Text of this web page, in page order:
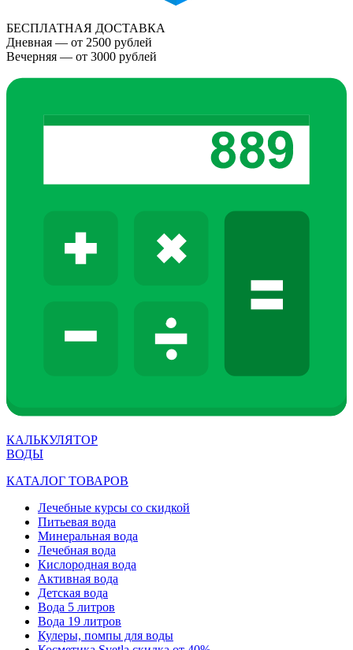
БЕСПЛАТНАЯ ДОСТАВКА
Дневная — от 2500 рублей
Вечерняя — от 3000 рублей
КАЛЬКУЛЯТОР
ВОДЫ
КАТАЛОГ ТОВАРОВ
Лечебные курсы со скидкой
Питьевая вода
Минеральная вода
Лечебная вода
Кислородная вода
Активная вода
Детская вода
Вода 5 литров
Вода 19 литров
Кулеры, помпы для воды